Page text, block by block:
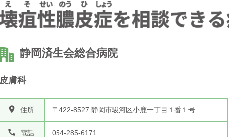
静岡済生会総合病院
皮膚科
room 住所 〒422-8527 静岡市駿河区小鹿一丁目１番１号
call 電話 054-285-6171